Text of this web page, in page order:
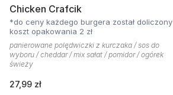
Chicken Crafcik
*do ceny każdego burgera został doliczony
koszt opakowania 2 zł
panierowane polędwiczki z kurczaka / sos do
wyboru / cheddar / mix sałat / pomidor / ogórek
świeży
27,99 zł